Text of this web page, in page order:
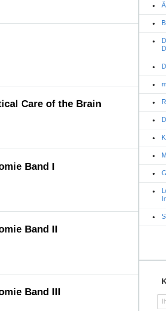
Care of the Brain
Band I
Band II
Band III